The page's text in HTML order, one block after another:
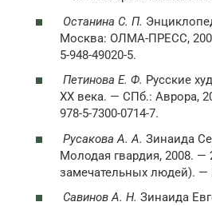
Останина С. П.
Москва: ОЛМА-ПРЕСС,
5-948-49020-5.
Петинова Е. Ф. Русские
XX века. — СПб.: Аврора,
978-5-7300-0714-7.
Русакова А. А. Зинаида
Молодая гвардия, 2008.
замечательных людей). —
Савинов А. Н. Зинаида